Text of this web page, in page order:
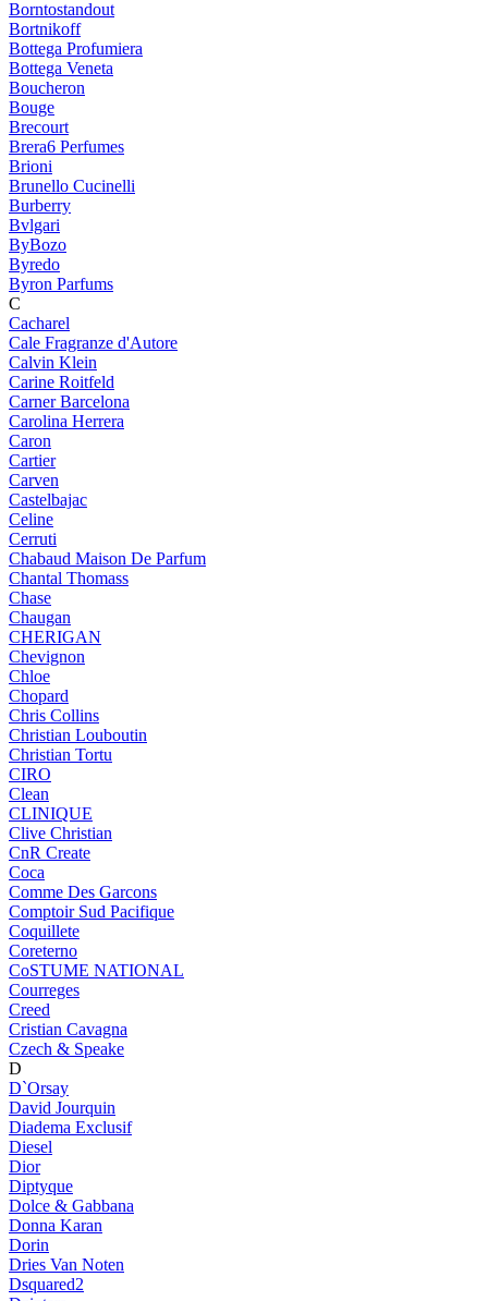
Borntostandout
Bortnikoff
Bottega Profumiera
Bottega Veneta
Boucheron
Bouge
Brecourt
Brera6 Perfumes
Brioni
Brunello Cucinelli
Burberry
Bvlgari
ByBozo
Byredo
Byron Parfums
C
Cacharel
Cale Fragranze d'Autore
Calvin Klein
Carine Roitfeld
Carner Barcelona
Carolina Herrera
Caron
Cartier
Carven
Castelbajac
Celine
Cerruti
Chabaud Maison De Parfum
Chantal Thomass
Chase
Chaugan
CHERIGAN
Chevignon
Chloe
Chopard
Chris Collins
Christian Louboutin
Christian Tortu
CIRO
Clean
CLINIQUE
Clive Christian
CnR Create
Coca
Comme Des Garcons
Comptoir Sud Pacifique
Coquillete
Coreterno
CoSTUME NATIONAL
Courreges
Creed
Cristian Cavagna
Czech & Speake
D
D`Orsay
David Jourquin
Diadema Exclusif
Diesel
Dior
Diptyque
Dolce & Gabbana
Donna Karan
Dorin
Dries Van Noten
Dsquared2